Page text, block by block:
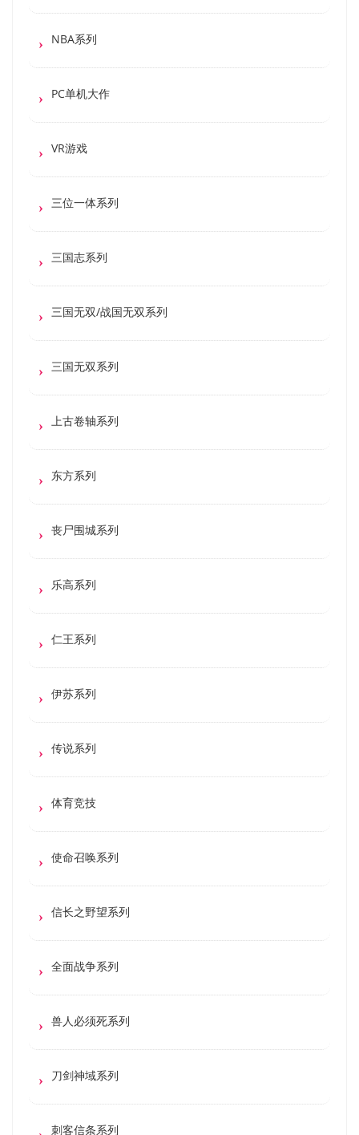
NBA系列
PC单机大作
VR游戏
三位一体系列
三国志系列
三国无双/战国无双系列
三国无双系列
上古卷轴系列
东方系列
丧尸围城系列
乐高系列
仁王系列
伊苏系列
传说系列
体育竞技
使命召唤系列
信长之野望系列
全面战争系列
兽人必须死系列
刀剑神域系列
刺客信条系列